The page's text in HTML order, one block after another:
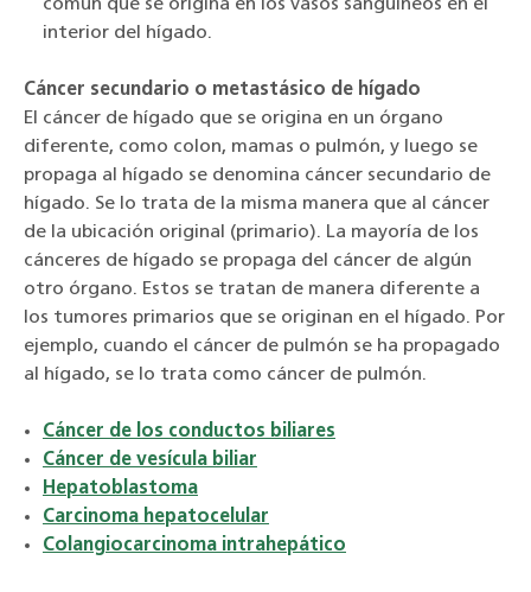
común que se origina en los vasos sanguíneos en el
interior del hígado.
Cáncer secundario o metastásico de hígado
El cáncer de hígado que se origina en un órgano
diferente, como colon, mamas o pulmón, y luego se
propaga al hígado se denomina cáncer secundario de
hígado. Se lo trata de la misma manera que al cáncer
de la ubicación original (primario). La mayoría de los
cánceres de hígado se propaga del cáncer de algún
otro órgano. Estos se tratan de manera diferente a
los tumores primarios que se originan en el hígado. Por
ejemplo, cuando el cáncer de pulmón se ha propagado
al hígado, se lo trata como cáncer de pulmón.
Cáncer de los conductos biliares
Cáncer de vesícula biliar
Hepatoblastoma
Carcinoma hepatocelular
Colangiocarcinoma intrahepático